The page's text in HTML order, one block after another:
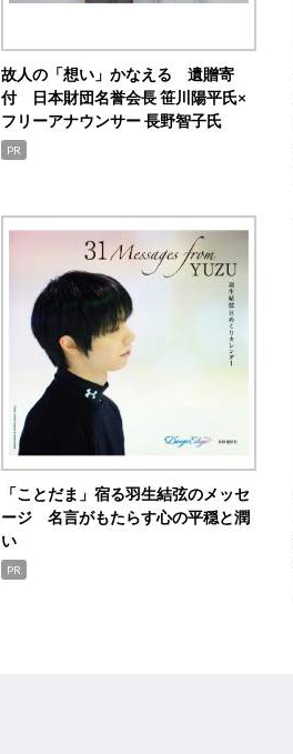
故人の「想い」かなえる 遺贈寄
付 日本財団名誉会長 笹川陽平氏×
フリーアナウンサー 長野智子氏
PR
「ことだま」宿る羽生結弦のメッセ
ージ 名言がもたらす心の平穏と潤
い
PR